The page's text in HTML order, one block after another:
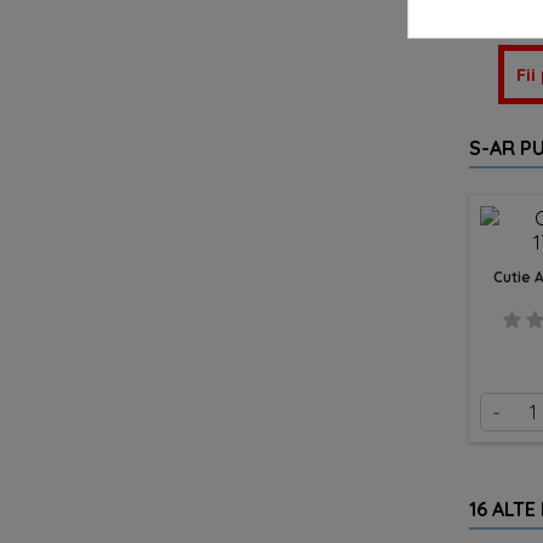
Fii
S-AR
Cutie
-
16